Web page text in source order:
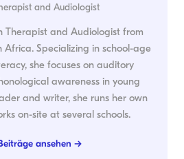
and Audiologist
Therapist and Audiologist from
Africa. Specializing in school-age
she focuses on auditory
awareness in young
and writer, she runs her own
on-site at several schools.
ansehen →